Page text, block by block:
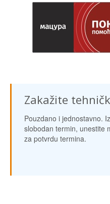
Zakažite
Pouzdano i jednostavno.
slobodan termin, unestite
za potvrdu termina.